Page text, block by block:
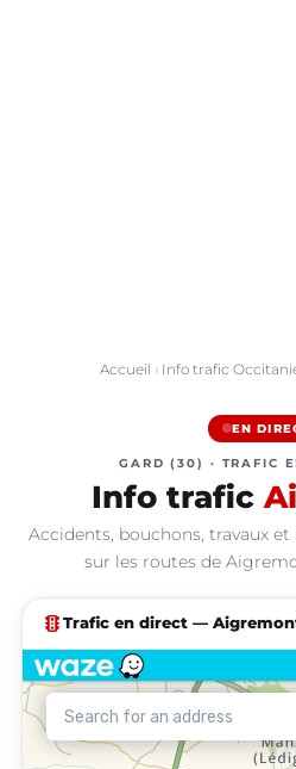
Accueil › Info trafic
EN
GARD (30) · TRAFIC
Info trafic
Accidents, bouchons, travaux
sur les routes de
traffic Trafic en direct —